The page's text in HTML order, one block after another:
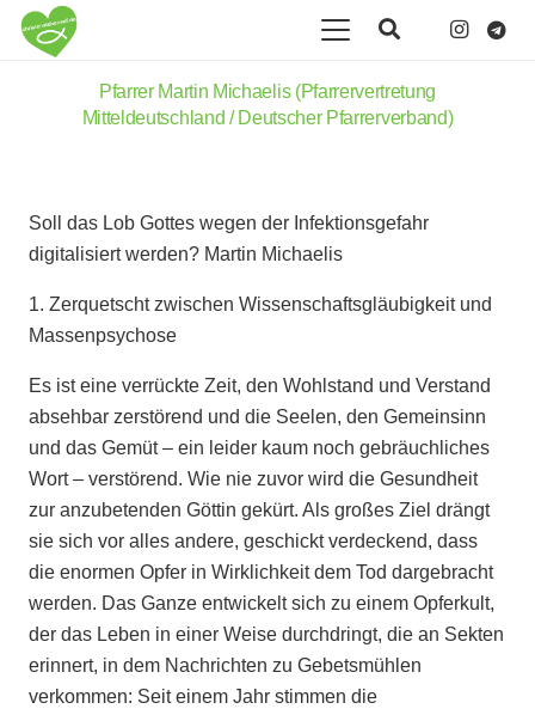
Pfarrer Martin Michaelis (Pfarrervertretung
Mitteldeutschland / Deutscher Pfarrerverband)
Soll das Lob Gottes wegen der Infektionsgefahr
digitalisiert werden? Martin Michaelis
1. Zerquetscht zwischen Wissenschaftsgläubigkeit und
Massenpsychose
Es ist eine verrückte Zeit, den Wohlstand und Verstand
absehbar zerstörend und die Seelen, den Gemeinsinn
und das Gemüt – ein leider kaum noch gebräuchliches
Wort – verstörend. Wie nie zuvor wird die Gesundheit
zur anzubetenden Göttin gekürt. Als großes Ziel drängt
sie sich vor alles andere, geschickt verdeckend, dass
die enormen Opfer in Wirklichkeit dem Tod dargebracht
werden. Das Ganze entwickelt sich zu einem Opferkult,
der das Leben in einer Weise durchdringt, die an Sekten
erinnert, in dem Nachrichten zu Gebetsmühlen
verkommen: Seit einem Jahr stimmen die